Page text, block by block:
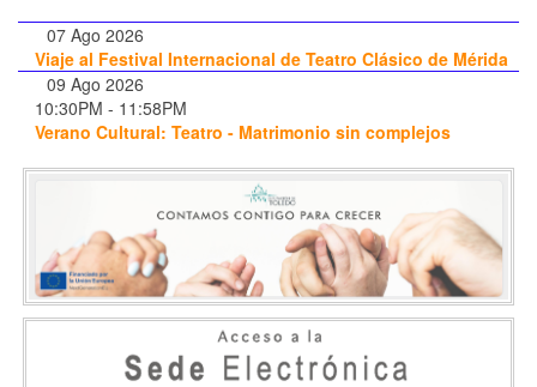
07 Ago 2026
Viaje al Festival Internacional de Teatro Clásico de Mérida
09 Ago 2026
10:30PM - 11:58PM
Verano Cultural: Teatro - Matrimonio sin complejos